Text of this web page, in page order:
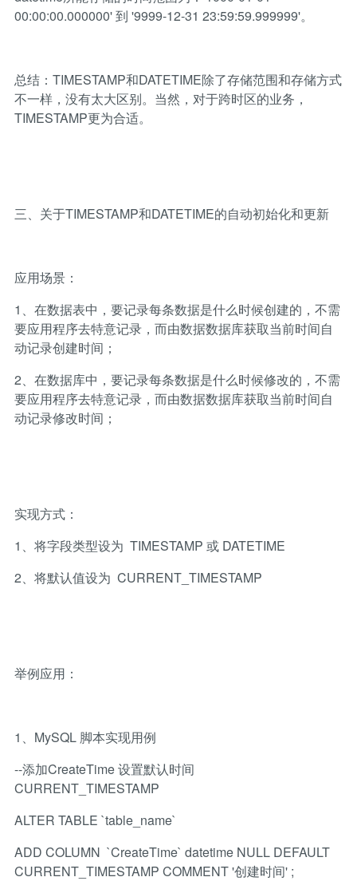
00:00:00.000000' 到 '9999-12-31 23:59:59.999999'。
总结：TIMESTAMP和DATETIME除了存储范围和存储方式
不一样，没有太大区别。当然，对于跨时区的业务，
TIMESTAMP更为合适。
三、关于TIMESTAMP和DATETIME的自动初始化和更新
应用场景：
1、在数据表中，要记录每条数据是什么时候创建的，不需
要应用程序去特意记录，而由数据数据库获取当前时间自
动记录创建时间；
2、在数据库中，要记录每条数据是什么时候修改的，不需
要应用程序去特意记录，而由数据数据库获取当前时间自
动记录修改时间；
实现方式：
1、将字段类型设为 TIMESTAMP 或 DATETIME
2、将默认值设为 CURRENT_TIMESTAMP
举例应用：
1、MySQL 脚本实现用例
--添加CreateTime 设置默认时间
CURRENT_TIMESTAMP
ALTER TABLE `table_name`
ADD COLUMN `CreateTime` datetime NULL DEFAULT
CURRENT_TIMESTAMP COMMENT '创建时间' ;